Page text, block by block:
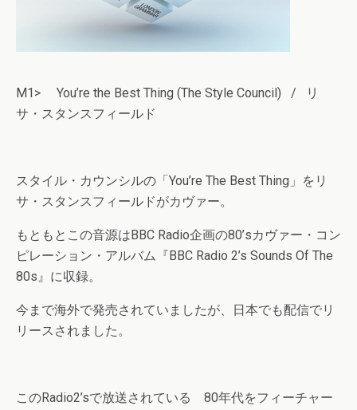
M1> You’re the Best Thing (The Style Council) / リ
サ・スタンスフィールド
スタイル・カウンシルの「You’re The Best Thing」をリ
サ・スタンスフィールドがカヴァー。
もともとこの音源はBBC Radio企画の80’sカヴァー・コン
ピレーション・アルバム『BBC Radio 2’s Sounds Of The
80s』に収録。
今まで海外で発売されていましたが、日本でも配信でリ
リースされました。
このRadio2’sで放送されている 80年代をフィーチャー